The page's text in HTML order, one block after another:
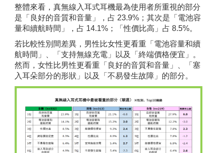
整體來看，真無線入耳式耳機最為使用者所重視的部分
是「良好的音質和音量」，占 23.9%；其次是「電池容
量和續航時間」，占 14.1%；「性價比高」占 8.5%。
若比較性別間差異，男性比女性更看重「電池容量和續
航時間」、「支持無線充電」以及「終端價格便宜」。
然而，女性比男性更看重「良好的音質和音量」、「塞
入耳朵部分的形狀」以及「不易發生故障」的部分。